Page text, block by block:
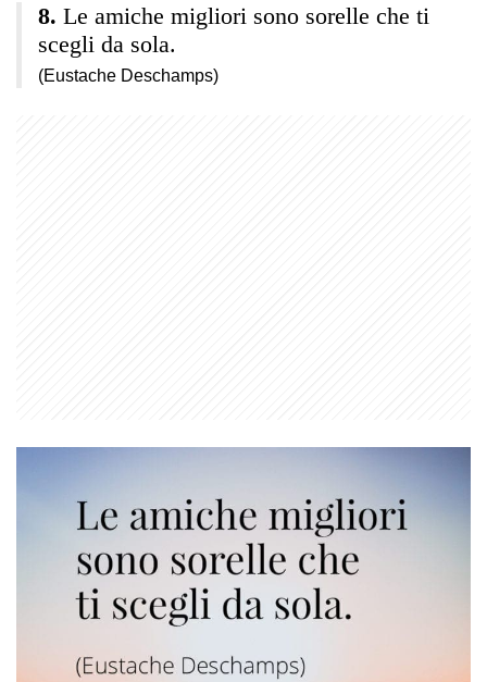
Le amiche migliori sono sorelle che ti
scegli da sola.
(Eustache Deschamps)